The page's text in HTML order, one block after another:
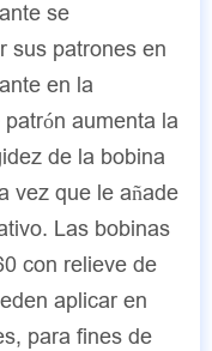
se
sus patrones en
en la
aumenta la
de la bobina
vez que le añade
Las bobinas
con relieve de
aplicar en
para fines de